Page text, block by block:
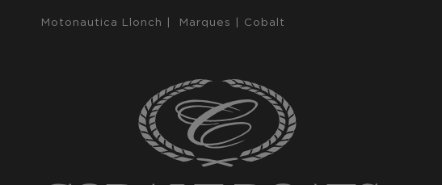
Motonautica Llonch Marques Cobalt